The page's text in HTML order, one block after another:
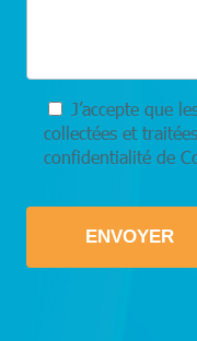
J’accepte que
collectées et
confidentialité de